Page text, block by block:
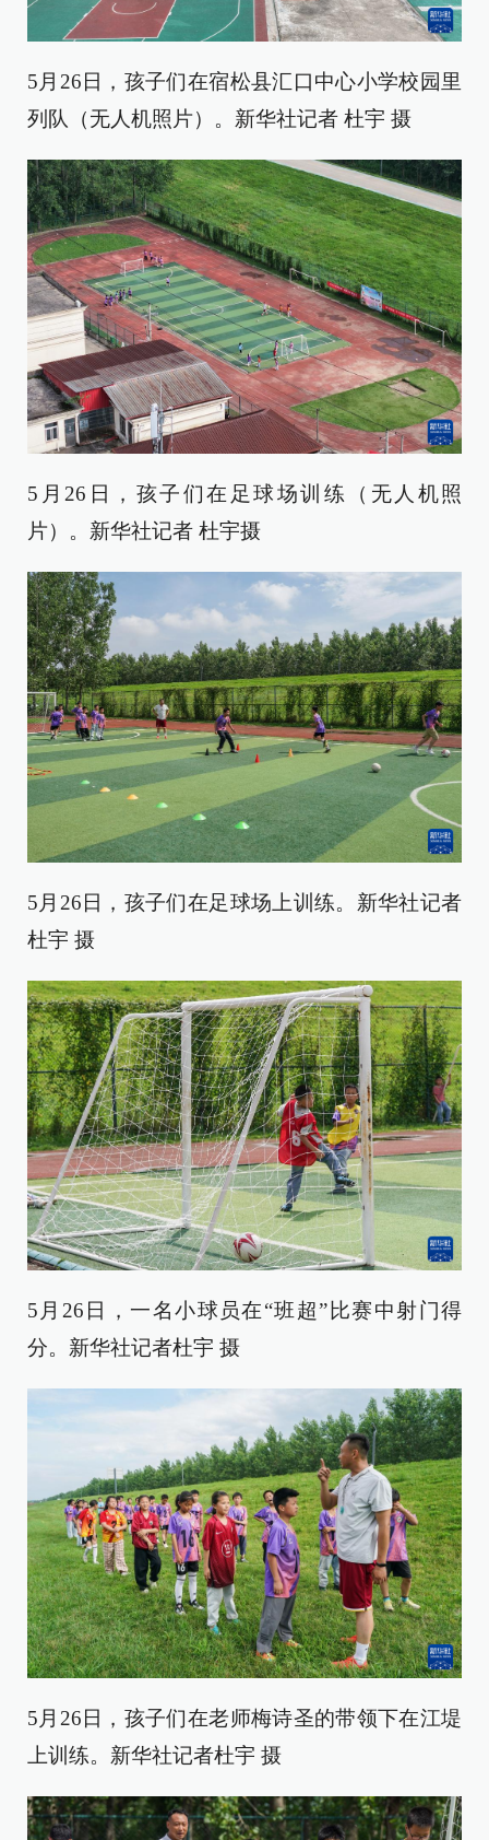
5月26日，孩子们在宿松县汇口中心小学校园里
列队（无人机照片）。新华社记者 杜宇 摄
5月26日，孩子们在足球场训练（无人机照
片）。新华社记者 杜宇摄
5月26日，孩子们在足球场上训练。新华社记者
杜宇 摄
5月26日，一名小球员在“班超”比赛中射门得
分。新华社记者杜宇 摄
5月26日，孩子们在老师梅诗圣的带领下在江堤
上训练。新华社记者杜宇 摄